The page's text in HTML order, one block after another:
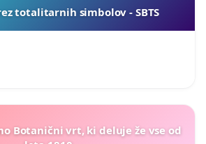
totalitarnih simbolov - SBTS
Botanični vrt, ki deluje že vse od